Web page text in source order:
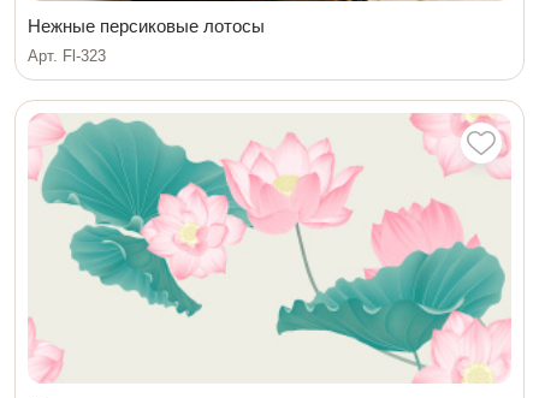
Нежные персиковые лотосы
Арт. Fl-323